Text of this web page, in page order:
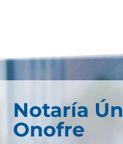
Notaría
Onofre